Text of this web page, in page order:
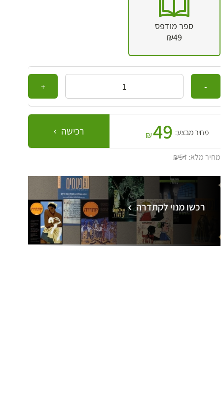
ספר מודפס
₪49
כמות
מחיר מבצע: 49
₪ רכישה
מחיר מלא:₪54
רכשו מנוי לקתדרה